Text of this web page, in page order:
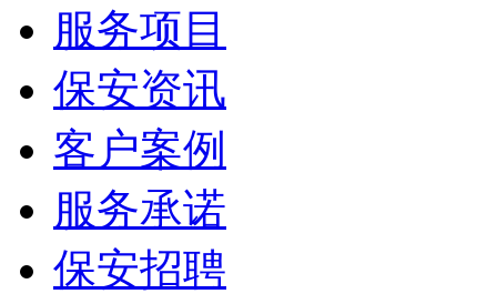
服务项目
保安资讯
客户案例
服务承诺
保安招聘